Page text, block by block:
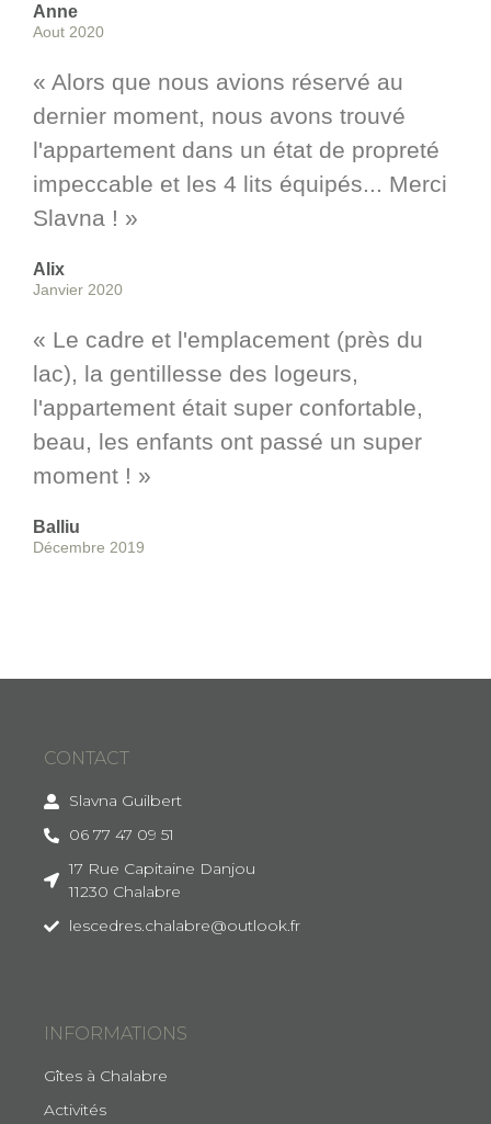
Anne
Aout 2020
« Alors que nous avions réservé au
dernier moment, nous avons trouvé
l'appartement dans un état de propreté
impeccable et les 4 lits équipés... Merci
Slavna ! »
Alix
Janvier 2020
« Le cadre et l'emplacement (près du
lac), la gentillesse des logeurs,
l'appartement était super confortable,
beau, les enfants ont passé un super
moment ! »
Balliu
Décembre 2019
CONTACT
Slavna Guilbert
06 77 47 09 51
17 Rue Capitaine Danjou
11230 Chalabre
lescedres.chalabre@outlook.fr
INFORMATIONS
Gîtes à Chalabre
Activités